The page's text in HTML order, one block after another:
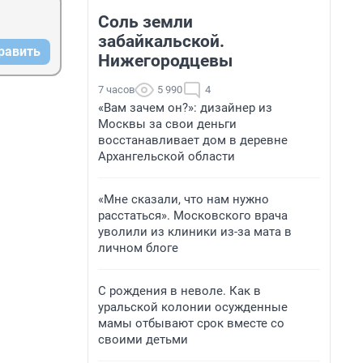
Соль земли
забайкальской.
Нижегородцевы
7 часов 5 990 4
«Вам зачем он?»: дизайнер из
Москвы за свои деньги
восстанавливает дом в деревне
Архангельской области
«Мне сказали, что нам нужно
расстаться». Московского врача
уволили из клиники из-за мата в
личном блоге
С рождения в неволе. Как в
уральской колонии осужденные
мамы отбывают срок вместе со
своими детьми